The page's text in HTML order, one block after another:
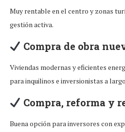
Muy rentable en el centro y zonas
gestión activa.
Compra de obra
Viviendas modernas y eficientes
para inquilinos e inversionistas a
Compra, reforma y
Buena opción para inversores con